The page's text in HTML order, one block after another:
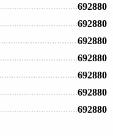
692880
692880
692880
692880
692880
692880
692880